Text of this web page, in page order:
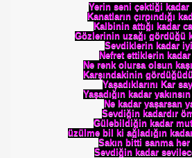
Yerin seni çektiği kadar
Kanatların çırpındığı
Kalbinin attığı kadar
Gözlerinin uzağı gördüğü
Sevdiklerin kadar
Nefret ettiklerin
Ne renk olursa olsun
Karşındakinin
Yaşadıklarını Kar
Yaşadığın kadar
Ne kadar yaşarsan
Sevdiğin kadardır
Gülebildiğin kadar
üzülme bil ki ağladığın
Sakın bitti sanma her
Sevdiğin kadar